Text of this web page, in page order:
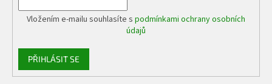
Vložením e-mailu souhlasíte s podmínkami ochrany osobních
údajů
PŘIHLÁSIT SE